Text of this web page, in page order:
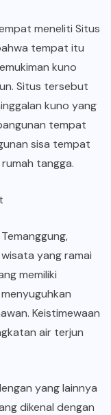
meneliti Situs
tempat itu
kuno
Situs tersebut
kuno yang
tempat
sisa tempat
tangga.
yang ramai
memiliki
Keistimewaan
air terjun
yang lainnya
dikenal dengan